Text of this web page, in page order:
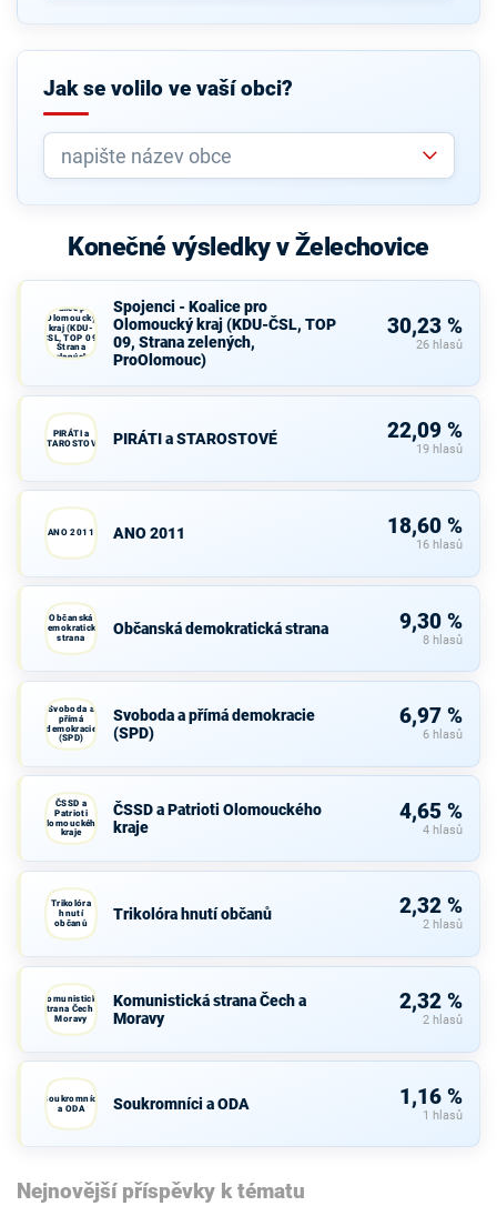
Jak se volilo ve vaší obci?
Konečné výsledky v Želechovice
Koalice pro
Olomoucký
kraj (KDU-
ČSL, TOP 09,
Strana
zelených,
Spojenci - Koalice pro
Olomoucký kraj (KDU-ČSL, TOP
09, Strana zelených,
ProOlomouc)
30,23 %
26 hlasů
PIRÁTI a
STAROSTOVÉ
PIRÁTI a STAROSTOVÉ 22,09 %
19 hlasů
ANO 2011 ANO 2011 18,60 %
16 hlasů
Občanská
demokratická
strana
Občanská demokratická strana 9,30 %
8 hlasů
Svoboda a
přímá
demokracie
(SPD)
Svoboda a přímá demokracie
(SPD)
6,97 %
6 hlasů
ČSSD a
Patrioti
Olomouckého
kraje
ČSSD a Patrioti Olomouckého
kraje
4,65 %
4 hlasů
Trikolóra
hnutí
občanů
Trikolóra hnutí občanů 2,32 %
2 hlasů
Komunistická
strana Čech a
Moravy
Komunistická strana Čech a
Moravy
2,32 %
2 hlasů
Soukromníci
a ODA
Soukromníci a ODA 1,16 %
1 hlasů
Nejnovější příspěvky k tématu